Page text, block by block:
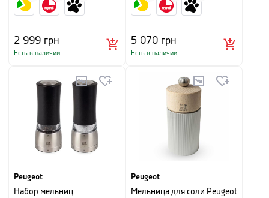
2 999 грн
Есть в наличии
5 070 грн
Есть в наличии
Peugeot
Набор мельниц
Peugeot
Мельница для соли Peugeot